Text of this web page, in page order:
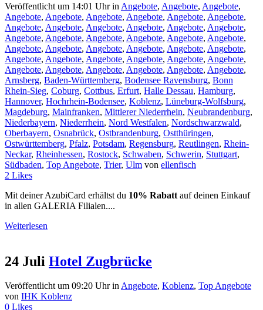
Veröffentlicht um 14:01 Uhrin Angebote, Angebote, Angebote,
Angebote, Angebote, Angebote, Angebote, Angebote, Angebote,
Angebote, Angebote, Angebote, Angebote, Angebote, Angebote,
Angebote, Angebote, Angebote, Angebote, Angebote, Angebote,
Angebote, Angebote, Angebote, Angebote, Angebote, Angebote,
Angebote, Angebote, Angebote, Angebote, Angebote, Angebote,
Angebote, Angebote, Angebote, Angebote, Angebote, Angebote,
Arnsberg, Baden-Württemberg, Bodensee Ravensburg, Bonn
Rhein-Sieg, Coburg, Cottbus, Erfurt, Halle Dessau, Hamburg,
Hannover, Hochrhein-Bodensee, Koblenz, Lüneburg-Wolfsburg,
Magdeburg, Mainfranken, Mittlerer Niederrhein, Neubrandenburg,
Niederbayern, Niederrhein, Nord Westfalen, Nordschwarzwald,
Oberbayern, Osnabrück, Ostbrandenburg, Ostthüringen,
Ostwürttemberg, Pfalz, Potsdam, Regensburg, Reutlingen, Rhein-
Neckar, Rheinhessen, Rostock, Schwaben, Schwerin, Stuttgart,
Südbaden, Top Angebote, Trier, Ulm von ellenfisch
2 Likes
Mit deiner AzubiCard erhältst du 10% Rabatt auf deinen Einkauf
in allen GALERIA Filialen....
Weiterlesen
24 Juli Hotel Zugbrücke
Veröffentlicht um 09:20 UhrinAngebote, Koblenz, Top Angebote
von IHK Koblenz
0 Likes